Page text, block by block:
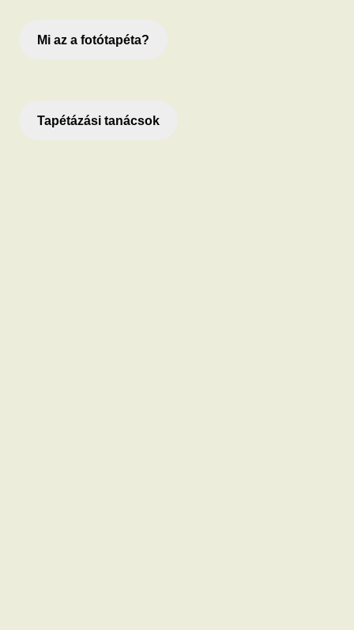
Mi az a fotótapéta?
Tapétázási tanácsok